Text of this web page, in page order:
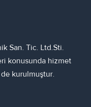
San. Tic. Ltd.Sti.
konusunda hizmet
de kurulmuştur.